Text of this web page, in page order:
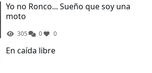
Yo no Ronco... Sueño que soy una
moto
305 0 0
En caída libre